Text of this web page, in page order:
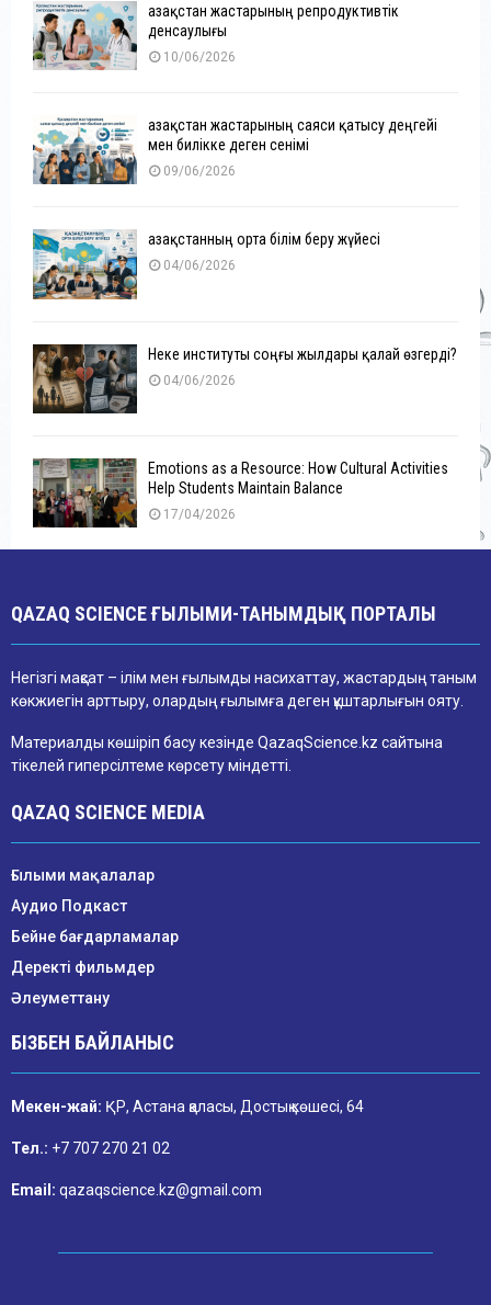
Қазақстан жастарының репродуктивтік
денсаулығы
10/06/2026
Қазақстан жастарының саяси қатысу деңгейі
мен билікке деген сенімі
09/06/2026
Қазақстанның орта білім беру жүйесі
04/06/2026
Неке институты соңғы жылдары қалай өзгерді?
04/06/2026
Emotions as a Resource: How Cultural Activities
Help Students Maintain Balance
17/04/2026
QAZAQ SCIENCE ҒЫЛЫМИ-ТАНЫМДЫҚ ПОРТАЛЫ
Негізгі мақсат – ілім мен ғылымды насихаттау, жастардың таным
көкжиегін арттыру, олардың ғылымға деген құштарлығын ояту.
Материалды көшіріп басу кезінде QazaqScience.kz сайтына
тікелей гиперсілтеме көрсету міндетті.
QAZAQ SCIENCE MEDIA
Ғылыми мақалалар
Аудио Подкаст
Бейне бағдарламалар
Деректі фильмдер
Әлеуметтану
БІЗБЕН БАЙЛАНЫС
Мекен-жай: ҚР, Астана қаласы, Достық көшесі, 64
Тел.: +7 707 270 21 02
Email: qazaqscience.kz@gmail.com